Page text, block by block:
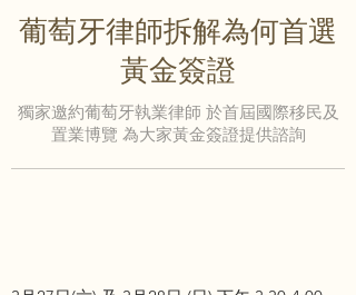
葡萄牙律師拆解為何首選
黃金簽證
獨家邀約葡萄牙執業律師 於首屆國際移民及
置業博覽 為大家黃金簽證提供諮詢